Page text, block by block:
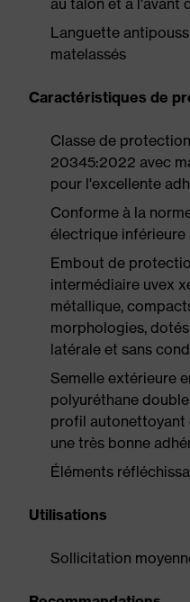
au talon et à l'avant
Languette
matelassés
Caractéristiques de
Classe de
20345:2022 avec
pour l'excellente
Conforme à la
électrique inférieure
Embout de
intermédiaire uvex
métallique,
morphologies,
latérale et sans
Semelle extérieure
polyuréthane
profil autonettoyant
une très bonne
Éléments
Utilisations
Sollicitation